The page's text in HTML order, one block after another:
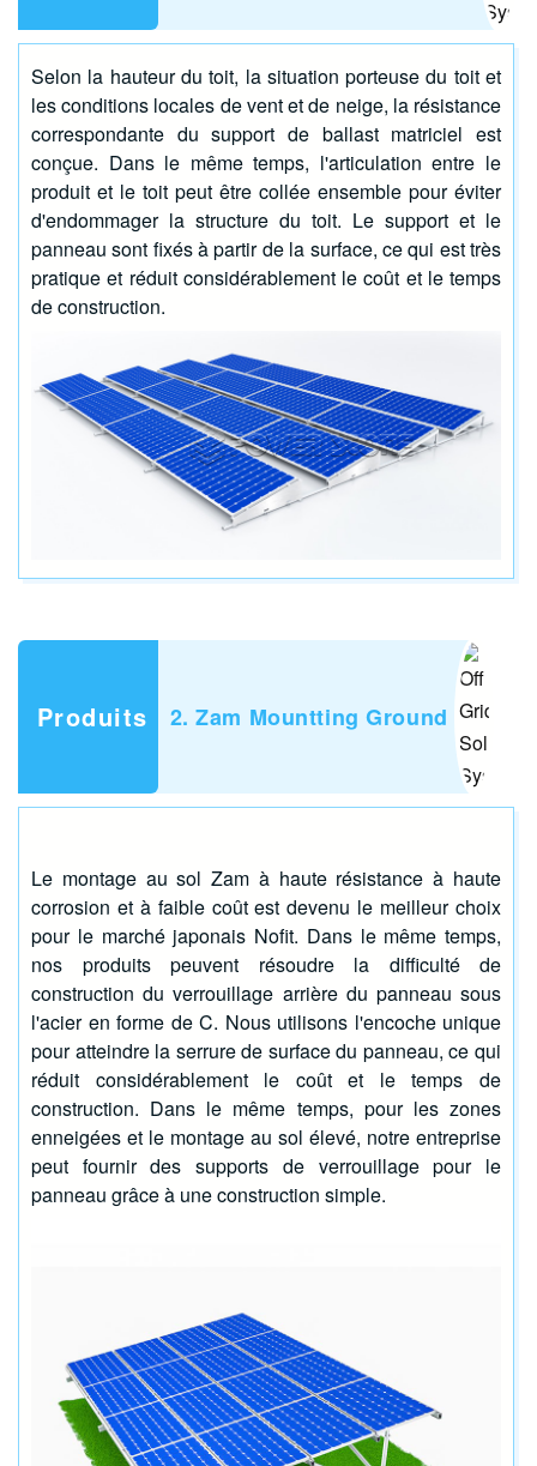
Selon la hauteur du toit, la situation porteuse du toit et
les conditions locales de vent et de neige, la résistance
correspondante du support de ballast matriciel est
conçue. Dans le même temps, l'articulation entre le
produit et le toit peut être collée ensemble pour éviter
d'endommager la structure du toit. Le support et le
panneau sont fixés à partir de la surface, ce qui est très
pratique et réduit considérablement le coût et le temps
de construction.
Produits 2. Zam Mountting Ground
Le montage au sol Zam à haute résistance à haute
corrosion et à faible coût est devenu le meilleur choix
pour le marché japonais Nofit. Dans le même temps,
nos produits peuvent résoudre la difficulté de
construction du verrouillage arrière du panneau sous
l'acier en forme de C. Nous utilisons l'encoche unique
pour atteindre la serrure de surface du panneau, ce qui
réduit considérablement le coût et le temps de
construction. Dans le même temps, pour les zones
enneigées et le montage au sol élevé, notre entreprise
peut fournir des supports de verrouillage pour le
panneau grâce à une construction simple.